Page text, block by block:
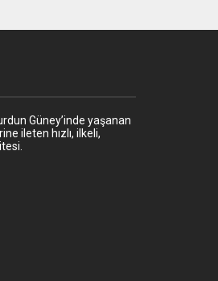
Güney’inde yaşanan
ileten hızlı, ilkeli,